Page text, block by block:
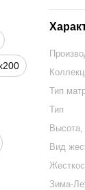
Тип
Тип
Вид
Зима-